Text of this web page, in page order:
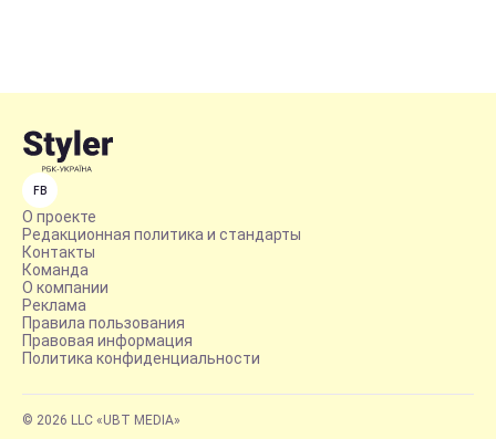
FB
О проекте
Редакционная политика и стандарты
Контакты
Команда
О компании
Реклама
Правила пользования
Правовая информация
Политика конфиденциальности
© 2026 LLC «UBT MEDIA»